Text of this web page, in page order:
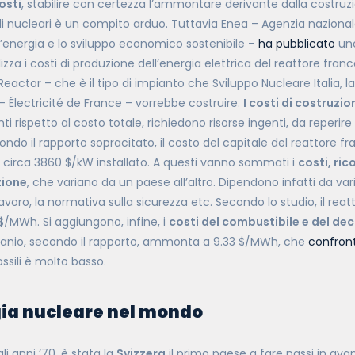
, stabilire con certezza l’ammontare derivante dalla
nucleari è un compito arduo. Tuttavia Enea – Agenzia
e lo sviluppo economico sostenibile – ha pubblicato
i costi di produzione dell’energia elettrica del reattore
– che è il tipo di impianto che Sviluppo Nucleare Italia,
– Électricité de France – vorrebbe costruire. I costi di
rispetto al costo totale, richiedono risorse ingenti, da
il rapporto sopracitato, il costo del capitale del reattore
3860 $/kW installato. A questi vanno sommati i costi,
, che variano da un paese all’altro. Dipendono infatti da
la normativa sulla sicurezza etc. Secondo lo studio, il
MWh. Si aggiungono, infine, i costi del combustibile e del
secondo il rapporto, ammonta a 9.33 $/MWh, che
è molto basso.
nucleare nel mondo